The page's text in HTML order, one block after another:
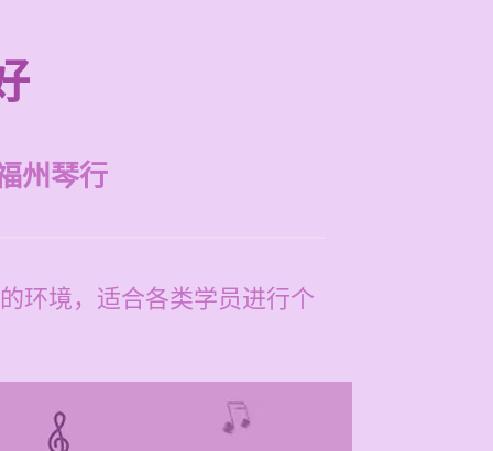
州琴行
环境，适合各类学员进行个